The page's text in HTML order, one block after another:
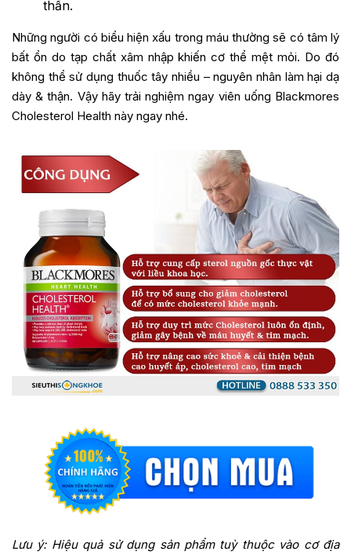
thần.
Những người có biểu hiện xấu trong máu thường sẽ có tâm lý
bất ổn do tạp chất xâm nhập khiến cơ thể mệt mỏi. Do đó
không thể sử dụng thuốc tây nhiều – nguyên nhân làm hại dạ
dày & thận. Vậy hãy trải nghiệm ngay viên uống Blackmores
Cholesterol Health này ngay nhé.
Lưu ý: Hiệu quả sử dụng sản phẩm tuỳ thuộc vào cơ địa